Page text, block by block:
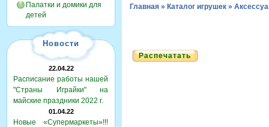
Палатки и домики для
детей
Новости
22.04.22
Расписание работы нашей
"Страны Играйки" на
майские праздники 2022 г.
01.04.22
Новые «Супермаркеты»!!!
Главная » Каталог игрушек »
Распечатать